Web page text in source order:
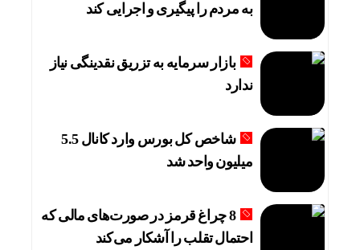
به مردم را پیگیری و اجرایی کند
بازار سرمایه به تزریق نقدینگی نیاز
ندارد
شاخص کل بورس وارد کانال 5.5
میلیون واحد شد
8 چراغ قرمز در صورت‌های مالی که
احتمال تقلب را آشکار می‌کند